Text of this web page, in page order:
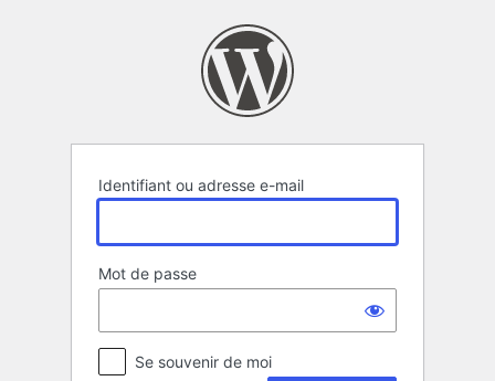
Identifiant ou adresse e-mail
Mot de passe
Se souvenir de moi